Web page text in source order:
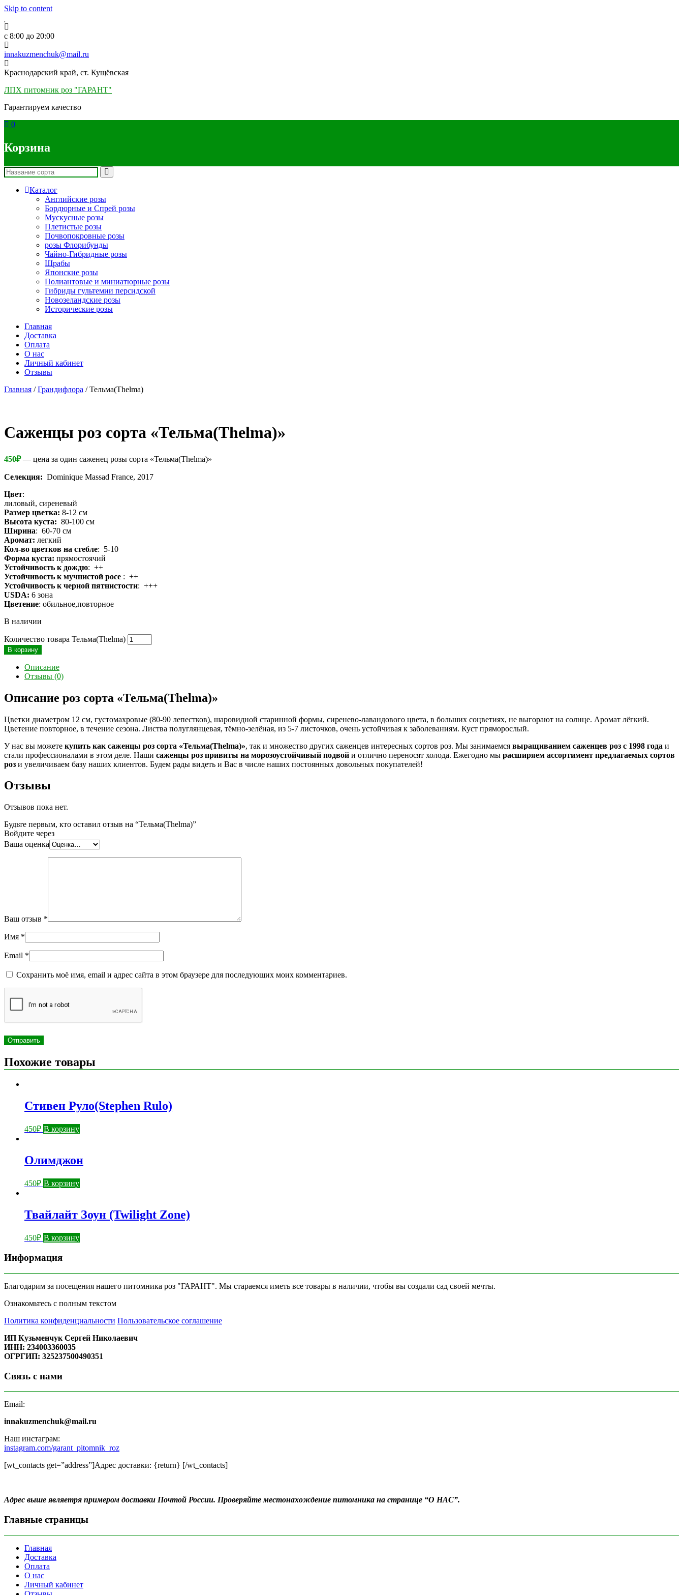
Skip to content
c 8:00 до 20:00
innakuzmenchuk@mail.ru
Краснодарский край, ст. Кущёвская
ЛПХ питомник роз "ГАРАНТ"
Гарантируем качество
0
Корзина
Каталог
Английские розы
Бордюрные и Спрей розы
Мускусные розы
Плетистые розы
Почвопокровные розы
розы Флорибунды
Чайно-Гибридные розы
Шрабы
Японские розы
Полиантовые и миниатюрные розы
Гибриды гультемии персидской
Новозеландские розы
Исторические розы
Главная
Доставка
Оплата
О нас
Личный кабинет
Отзывы
Главная /Грандифлора / Тельма(Thelma)
Cаженцы роз сорта «Тельма(Thelma)»
450₽— цена за один саженец розы сорта «Тельма(Thelma)»
Селекция: Dominique Massad France, 2017
Цвет:
лиловый, сиреневый
Размер цветка: 8-12 см
Высота куста: 80-100 см
Ширина: 60-70 см
Аромат: легкий
Кол-во цветков на стебле: 5-10
Форма куста: прямостоячий
Устойчивость к дождю: ++
Устойчивость к мучнистой росе : ++
Устойчивость к черной пятнистости: +++
USDA: 6 зона
Цветение: обильное,повторное
В наличии
Количество товара Тельма(Thelma)
В корзину
Описание
Отзывы (0)
Описание роз сорта «Тельма(Thelma)»
Цветки диаметром 12 см, густомахровые (80-90 лепестков), шаровидной старинной формы, сиренево-лавандового цвета, в больших соцветиях, не выгорают на солнце. Аромат лёгкий.
Цветение повторное, в течение сезона. Листва полуглянцевая, тёмно-зелёная, из 5-7 листочков, очень устойчивая к заболеваниям. Куст пряморослый.
У нас вы можете купить как саженцы роз сорта «Тельма(Thelma)», так и множество других саженцев интересных сортов роз. Мы занимаемся выращиванием саженцев роз с 1998 года и
стали профессионалами в этом деле. Наши саженцы роз привиты на морозоустойчивый подвой и отлично переносят холода. Ежегодно мы расширяем ассортимент предлагаемых сортов
роз и увеличиваем базу наших клиентов. Будем рады видеть и Вас в числе наших постоянных довольных покупателей!
Отзывы
Отзывов пока нет.
Будьте первым, кто оставил отзыв на “Тельма(Thelma)”
Войдите через
Ваша оценка
Ваш отзыв *
Имя *
Email *
Сохранить моё имя, email и адрес сайта в этом браузере для последующих моих комментариев.
Похожие товары
Стивен Руло(Stephen Rulo)
450₽ В корзину
Олимджон
450₽ В корзину
Твайлайт Зоун (Twilight Zone)
450₽ В корзину
Информация
Благодарим за посещения нашего питомника роз "ГАРАНТ". Мы стараемся иметь все товары в наличии, чтобы вы создали сад своей мечты.
Ознакомьтесь с полным текстом
Политика конфиденциальности Пользовательское соглашение
ИП Кузьменчук Сергей Николаевич
ИНН: 234003360035
ОГРГИП: 325237500490351
Связь с нами
Email:
innakuzmenchuk@mail.ru
Наш инстаграм:
instagram.com/garant_pitomnik_roz
[wt_contacts get=”address”]Адрес доставки: {return} [/wt_contacts]
Адрес выше являетря примером доставки Почтой России. Проверяйте местонахождение питомника на странице “О НАС”.
Главные страницы
Главная
Доставка
Оплата
О нас
Личный кабинет